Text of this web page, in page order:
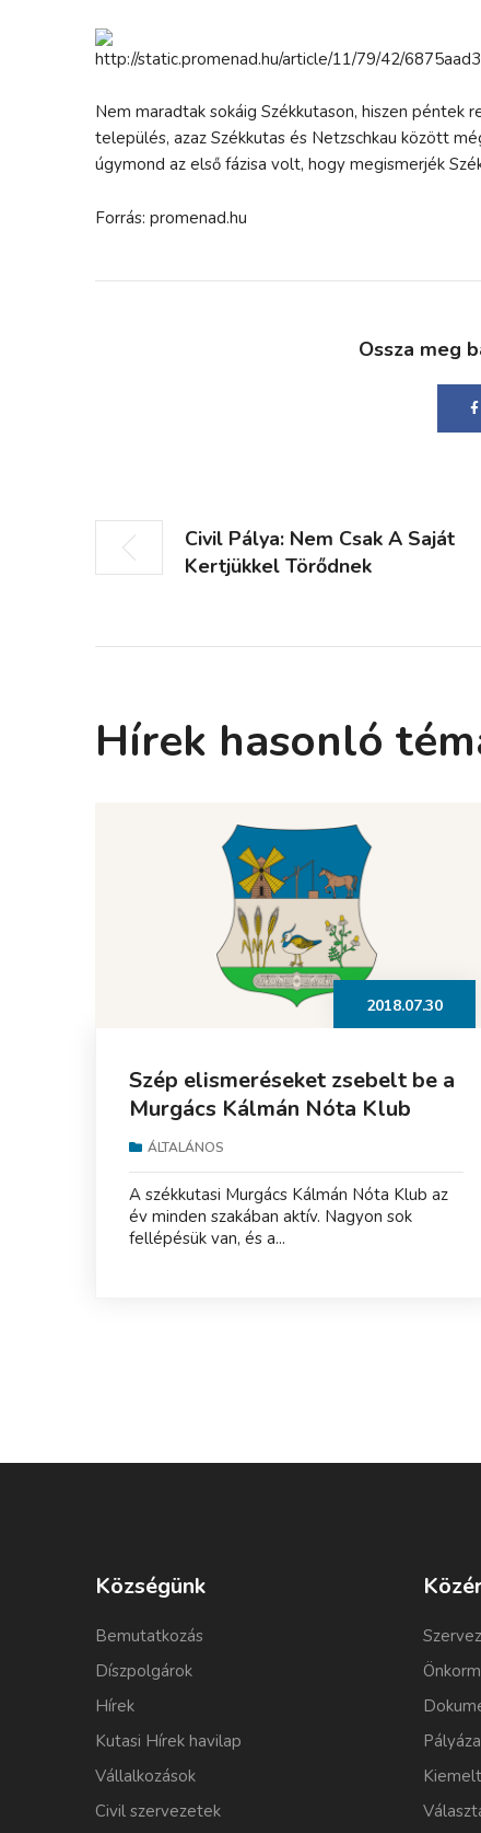
Nem maradtak sokáig Székkutason, hiszen péntek
település, azaz Székkutas és Netzschkau között
úgymond az első fázisa volt, hogy megismerjék
Forrás: promenad.hu
Ossza meg
Civil Pálya: Nem Csak A Saját
Kertjükkel Törődnek
Hírek hasonló
2018.07.30
Szép elismeréseket zsebelt be a
Murgács Kálmán Nóta Klub
ÁLTALÁNOS
A székkutasi Murgács Kálmán Nóta Klub az
év minden szakában aktív. Nagyon sok
fellépésük van, és a...
Községünk
Bemutatkozás
Díszpolgárok
Hírek
Kutasi Hírek havilap
Vállalkozások
Civil szervezetek